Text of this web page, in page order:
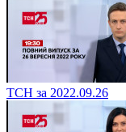
ТСН за 2022.09.26